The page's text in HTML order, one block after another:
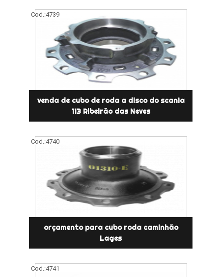
Cod.:4739
venda de cubo de roda a disco do scania
113 Ribeirão das Neves
Cod.:4740
orçamento para cubo roda caminhão
Lages
Cod.:4741